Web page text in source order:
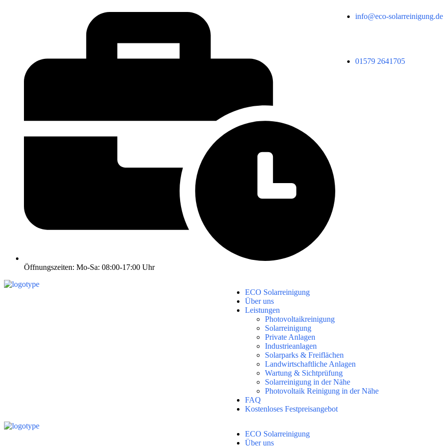
Öffnungszeiten: Mo-Sa: 08:00-17:00 Uhr
info@eco-solarreinigung.de
01579 2641705
ECO Solarreinigung
Über uns
Leistungen
Photovoltaikreinigung
Solarreinigung
Private Anlagen
Industrieanlagen
Solarparks & Freiflächen
Landwirtschaftliche Anlagen
Wartung & Sichtprüfung
Solarreinigung in der Nähe
Photovoltaik Reinigung in der Nähe
FAQ
Kostenloses Festpreisangebot
ECO Solarreinigung
Über uns